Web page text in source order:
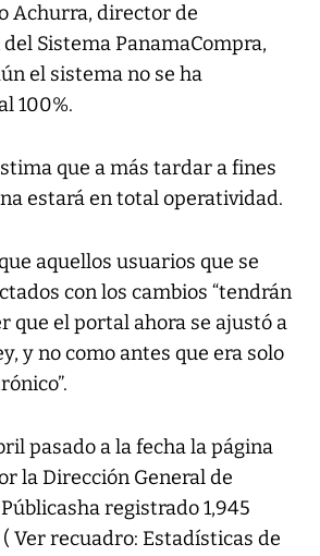
Achurra, director de
Sistema PanamaCompra,
el sistema no se ha
100%.
que a más tardar a fines
estará en total operatividad.
aquellos usuarios que se
con los cambios “tendrán
que el portal ahora se ajustó a
y no como antes que era solo
pasado a la fecha la página
la Dirección General de
registrado 1,945
Ver recuadro: Estadísticas de